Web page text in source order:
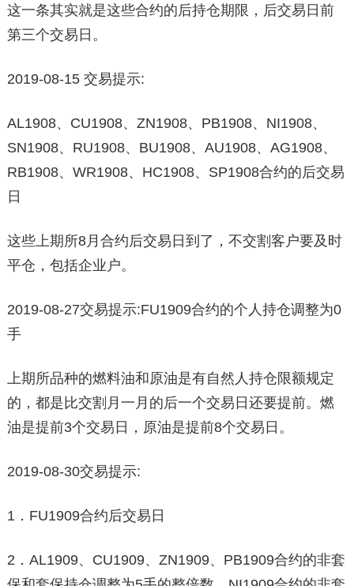
这一条其实就是这些合约的后持仓期限，后交易日前
第三个交易日。
2019-08-15 交易提示:
AL1908、CU1908、ZN1908、PB1908、NI1908、
SN1908、RU1908、BU1908、AU1908、AG1908、
RB1908、WR1908、HC1908、SP1908合约的后交易
日
这些上期所8月合约后交易日到了，不交割客户要及时
平仓，包括企业户。
2019-08-27交易提示:FU1909合约的个人持仓调整为0
手
上期所品种的燃料油和原油是有自然人持仓限额规定
的，都是比交割月一月的后一个交易日还要提前。燃
油是提前3个交易日，原油是提前8个交易日。
2019-08-30交易提示:
1．FU1909合约后交易日
2．AL1909、CU1909、ZN1909、PB1909合约的非套